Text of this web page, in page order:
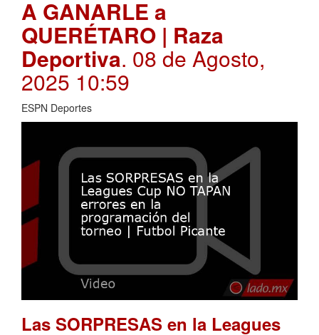
A GANARLE a
QUERÉTARO | Raza
Deportiva. 08 de Agosto,
2025 10:59
ESPN Deportes
Las SORPRESAS en la Leagues